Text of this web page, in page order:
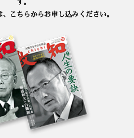
こちらからお申し込みください。